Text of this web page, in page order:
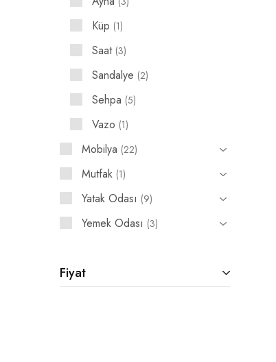
Küp 1
Saat 3
Sandalye 2
Sehpa 5
Vazo 1
Mobilya 22
Mutfak 1
Yatak Odası 9
Yemek Odası 3
Fiyat